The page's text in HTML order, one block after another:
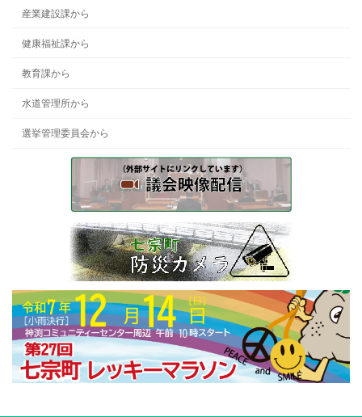
産業建設課から
健康福祉課から
教育課から
水道管理所から
選挙管理委員会から